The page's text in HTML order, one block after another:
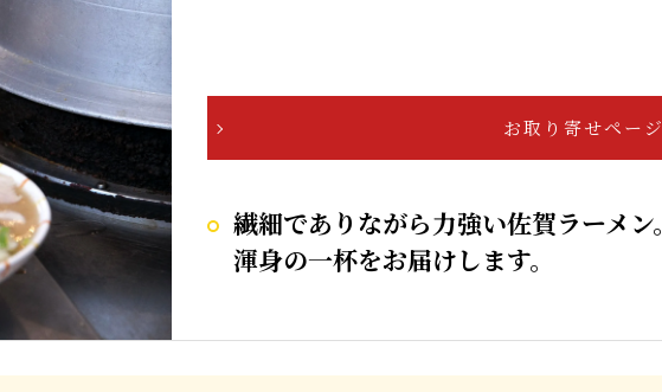
繊細でありながら力強い佐賀ラーメン。
渾身の一杯をお届けします。
お取り寄せページ